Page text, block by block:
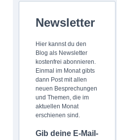
Newsletter
Hier kannst du den
Blog als Newsletter
kostenfrei abonnieren.
Einmal im Monat gibts
dann Post mit allen
neuen Besprechungen
und Themen, die im
aktuellen Monat
erschienen sind.
Gib deine E-Mail-